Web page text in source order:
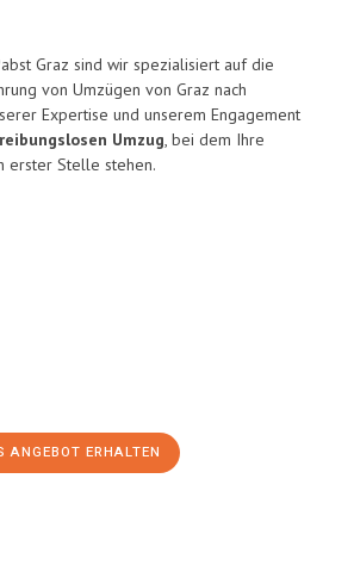
Graz sind wir spezialisiert auf die
von Umzügen von Graz nach
Expertise und unserem Engagement
reibungslosen Umzug, bei dem Ihre
erster Stelle stehen.
ANGEBOT ERHALTEN